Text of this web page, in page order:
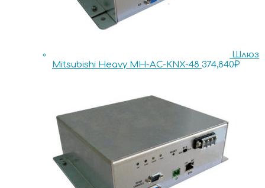
Шлюз
Mitsubishi Heavy MH-AC-KNX-48 374,840₽